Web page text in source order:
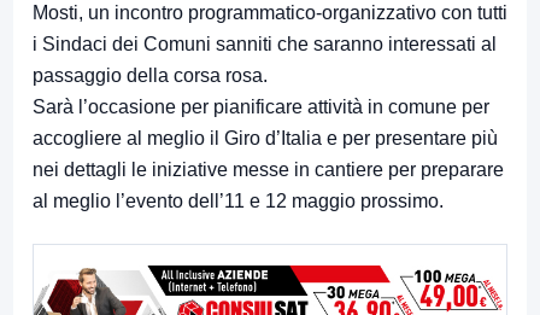
Mosti, un incontro programmatico-organizzativo con tutti
i Sindaci dei Comuni sanniti che saranno interessati al
passaggio della corsa rosa.
Sarà l’occasione per pianificare attività in comune per
accogliere al meglio il Giro d’Italia e per presentare più
nei dettagli le iniziative messe in cantiere per preparare
al meglio l’evento dell’11 e 12 maggio prossimo.